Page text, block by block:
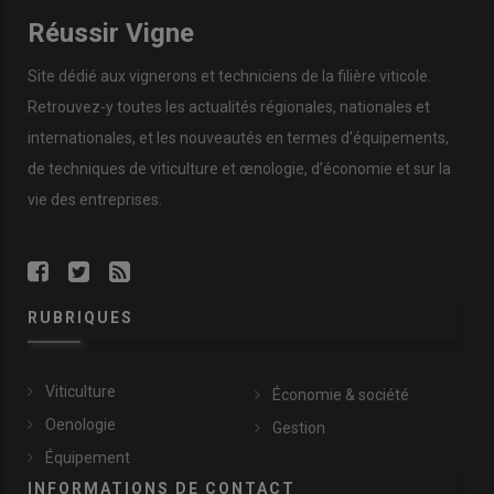
finesse que l’électrique», constate-t-il. Et l’emploi de queues de
chantier. « Si les équipes ont l’habitude de travailler avec, cela va
aussi vite qu’avec une lieuse électrique», soutient-il.
Lire aussi :
Les attacheurs électriques, pour un
liage de la vigne deux fois plus rapide
Réussir Vigne
Site dédié aux vignerons et techniciens de la filière viticole.
Retrouvez-y toutes les actualités régionales, nationales et
internationales, et les nouveautés en termes d’équipements,
de techniques de viticulture et œnologie, d’économie et sur la
vie des entreprises.
RUBRIQUES
Viticulture
Oenologie
Équipement
Économie & société
Gestion
INFORMATIONS DE CONTACT